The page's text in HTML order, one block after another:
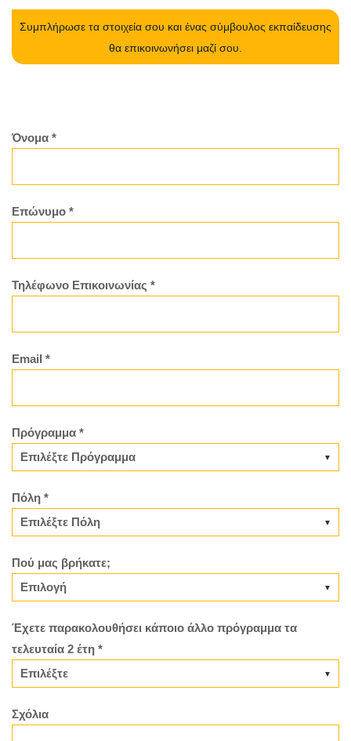
Συμπλήρωσε τα στοιχεία σου και ένας σύμβουλος εκπαίδευσης
θα επικοινωνήσει μαζί σου.
Όνομα *
Επώνυμο *
Τηλέφωνο Επικοινωνίας *
Email *
Πρόγραμμα *
Πόλη *
Πού μας βρήκατε;
Έχετε παρακολουθήσει κάποιο άλλο πρόγραμμα τα
τελευταία 2 έτη *
Σχόλια